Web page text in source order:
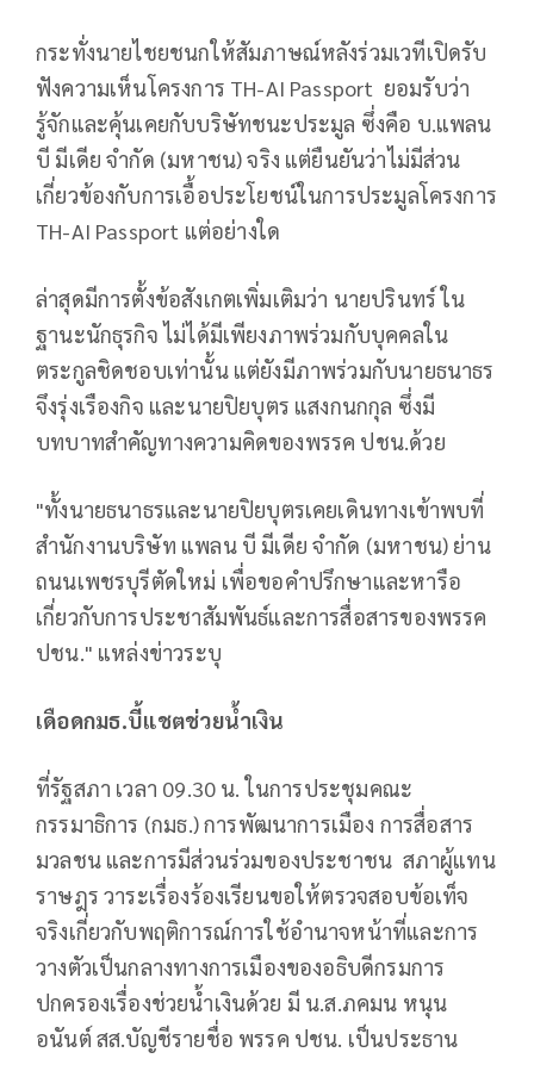
กระทั่งนายไชยชนกให้สัมภาษณ์หลังร่วมเวทีเปิดรับ
ฟังความเห็นโครงการ TH-AI Passport ยอมรับว่า
รู้จักและคุ้นเคยกับบริษัทชนะประมูล ซึ่งคือ บ.แพลน
บี มีเดีย จำกัด (มหาชน) จริง แต่ยืนยันว่าไม่มีส่วน
เกี่ยวข้องกับการเอื้อประโยชน์ในการประมูลโครงการ
TH-AI Passport แต่อย่างใด
ล่าสุดมีการตั้งข้อสังเกตเพิ่มเติมว่า นายปรินทร์ ใน
ฐานะนักธุรกิจ ไม่ได้มีเพียงภาพร่วมกับบุคคลใน
ตระกูลชิดชอบเท่านั้น แต่ยังมีภาพร่วมกับนายธนาธร
จึงรุ่งเรืองกิจ และนายปิยบุตร แสงกนกกุล ซึ่งมี
บทบาทสำคัญทางความคิดของพรรค ปชน.ด้วย
"ทั้งนายธนาธรและนายปิยบุตรเคยเดินทางเข้าพบที่
สำนักงานบริษัท แพลน บี มีเดีย จำกัด (มหาชน) ย่าน
ถนนเพชรบุรีตัดใหม่ เพื่อขอคำปรึกษาและหารือ
เกี่ยวกับการประชาสัมพันธ์และการสื่อสารของพรรค
ปชน." แหล่งข่าวระบุ
เดือดกมธ.บี้แชตช่วยน้ำเงิน
ที่รัฐสภา เวลา 09.30 น. ในการประชุมคณะ
กรรมาธิการ (กมธ.) การพัฒนาการเมือง การสื่อสาร
มวลชน และการมีส่วนร่วมของประชาชน สภาผู้แทน
ราษฎร วาระเรื่องร้องเรียนขอให้ตรวจสอบข้อเท็จ
จริงเกี่ยวกับพฤติการณ์การใช้อำนาจหน้าที่และการ
วางตัวเป็นกลางทางการเมืองของอธิบดีกรมการ
ปกครองเรื่องช่วยน้ำเงินด้วย มี น.ส.ภคมน หนุน
อนันต์ สส.บัญชีรายชื่อ พรรค ปชน. เป็นประธาน